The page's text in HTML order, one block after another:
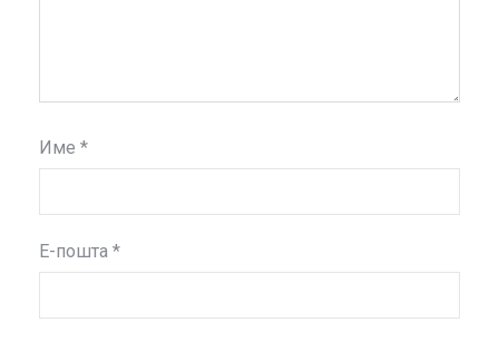
Име *
Е-пошта *